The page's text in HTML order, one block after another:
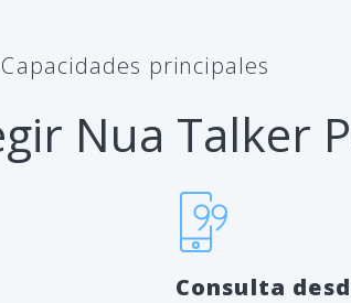
Capacidades principales
Nua Talker
Consulta